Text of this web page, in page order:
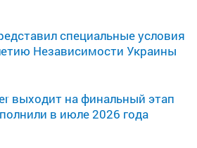
специальные условия
Независимости Украины
выходит на финальный этап
в июле 2026 года